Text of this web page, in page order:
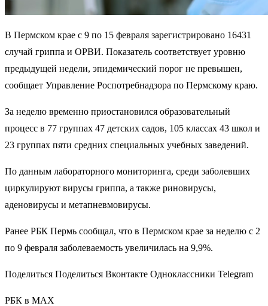
В Пермском крае с 9 по 15 февраля зарегистрировано 16431
случай гриппа и ОРВИ. Показатель соответствует уровню
предыдущей недели, эпидемический порог не превышен,
сообщает Управление Роспотребнадзора по Пермскому краю.
За неделю временно приостановился образовательный
процесс в 77 группах 47 детских садов, 105 классах 43 школ и
23 группах пяти средних специальных учебных заведений.
По данным лабораторного мониторинга, среди заболевших
циркулируют вирусы гриппа, а также риновирусы,
аденовирусы и метапневмовирусы.
Ранее РБК Пермь сообщал, что в Пермском крае за неделю с 2
по 9 февраля заболеваемость увеличилась на 9,9%.
Поделиться Поделиться Вконтакте Одноклассники Telegram
РБК в MAX